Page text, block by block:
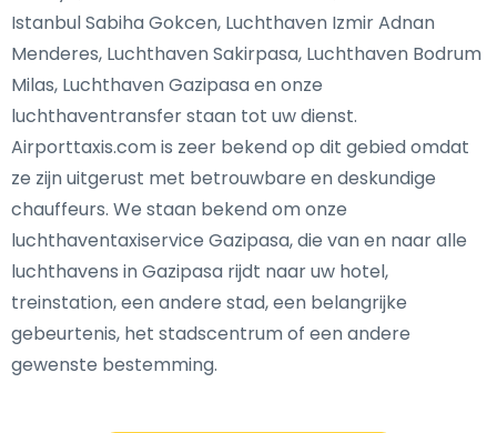
Istanbul Sabiha Gokcen, Luchthaven Izmir Adnan
Menderes, Luchthaven Sakirpasa, Luchthaven Bodrum
Milas, Luchthaven Gazipasa en onze
luchthaventransfer staan tot uw dienst.
Airporttaxis.com is zeer bekend op dit gebied omdat
ze zijn uitgerust met betrouwbare en deskundige
chauffeurs. We staan bekend om onze
luchthaventaxiservice Gazipasa, die van en naar alle
luchthavens in Gazipasa rijdt naar uw hotel,
treinstation, een andere stad, een belangrijke
gebeurtenis, het stadscentrum of een andere
gewenste bestemming.